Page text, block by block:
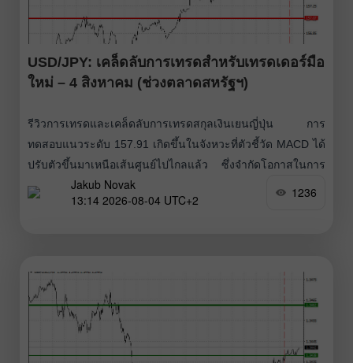
USD/JPY: เคล็ดลับการเทรดสำหรับเทรดเดอร์มือ
ใหม่ – 4 สิงหาคม (ช่วงตลาดสหรัฐฯ)
รีวิวการเทรดและเคล็ดลับการเทรดสกุลเงินเยนญี่ปุ่น การ
ทดสอบแนวระดับ 157.91 เกิดขึ้นในจังหวะที่ตัวชี้วัด MACD ได้
ปรับตัวขึ้นมาเหนือเส้นศูนย์ไปไกลแล้ว ซึ่งจำกัดโอกาสในการ
ปรับตัวขึ้นต่อของคู่เงินนี้ หลังจากนี้ ตลาดจะหันไปให้ความ
สนใจกับชุดข้อมูลเศรษฐกิจสหรัฐฯ ที่กำลังจะประกาศออกมา ไม่
Jakub Novak
13:14 2026-08-04 UTC+2
1236